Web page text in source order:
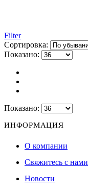
Filter
Сортировка:
Показано:
Показано:
ИНФОРМАЦИЯ
О компании
Свяжитесь с нами
Новости